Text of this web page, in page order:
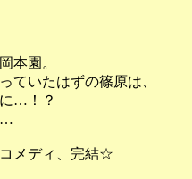
本園。
ていたはずの篠原は、
…！？
…
メディ、完結☆